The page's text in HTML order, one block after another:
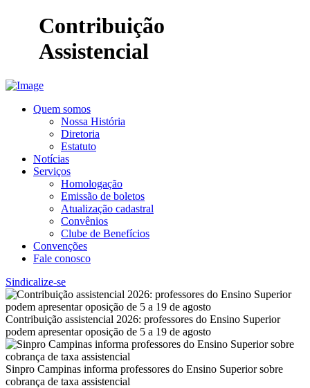
Contribuição
Assistencial
Quem somos
Nossa História
Diretoria
Estatuto
Notícias
Serviços
Homologação
Emissão de boletos
Atualização cadastral
Convênios
Clube de Benefícios
Convenções
Fale conosco
Sindicalize-se
Contribuição assistencial 2026: professores do Ensino Superior
podem apresentar oposição de 5 a 19 de agosto
Sinpro Campinas informa professores do Ensino Superior sobre
cobrança de taxa assistencial